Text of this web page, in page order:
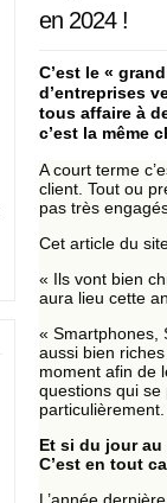
en 2024 !
C’est le «
d’entreprises
tous affaire à
c’est la même
A court terme
client. Tout ou
pas très
Cet article du
« Ils vont bien
aura lieu cette
« Smartphones,
aussi bien
moment afin de
questions qui se
particulièrement.
Et si du jour au
C’est en tout